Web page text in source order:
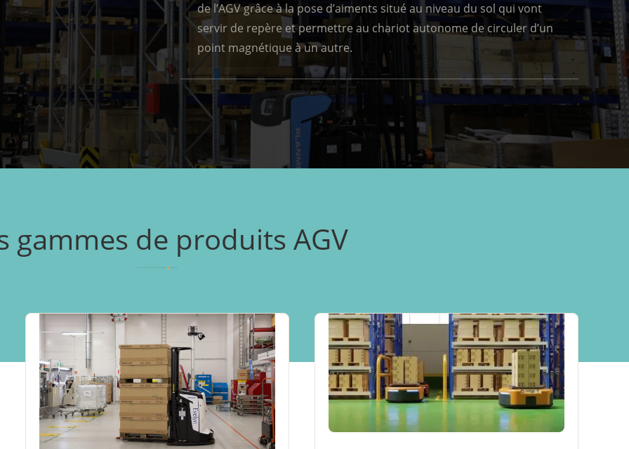
de l’AGV grâce à la pose d’aiments situé au niveau du sol qui vont
servir de repère et permettre au chariot autonome de circuler d’un
point magnétique à un autre.
gammes de produits AGV